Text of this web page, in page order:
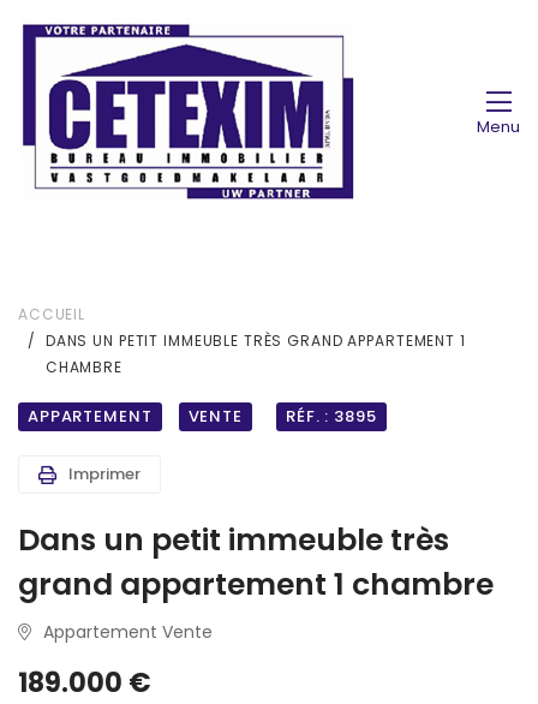
Menu
ACCUEIL
DANS UN PETIT IMMEUBLE TRÈS GRAND APPARTEMENT 1
CHAMBRE
APPARTEMENT VENTE RÉF. : 3895
Imprimer
Dans un petit immeuble très
grand appartement 1 chambre
Appartement Vente
189.000 €